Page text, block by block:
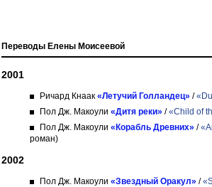
Переводы Елены Моисеевой
2001
Ричард Кнаак «Летучий Голландец» /
Пол Дж. Макоули «Дитя реки» /«Child of
Пол Дж. Макоули «Корабль Древних» /
роман)
2002
Пол Дж. Макоули «Звездный Оракул» /